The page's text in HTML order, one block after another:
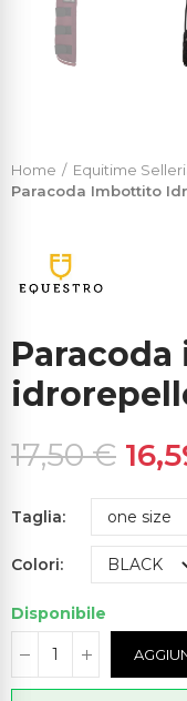
Home Equitime
Paracoda Imbottito
17,50 €
Taglia
Colori
Disponibile